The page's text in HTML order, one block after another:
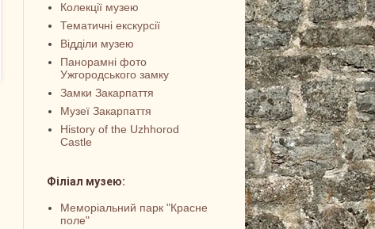
Колекції музею
Тематичні екскурсії
Відділи музею
Панорамні фото
Ужгородського замку
Замки Закарпаття
Музеї Закарпаття
History of the Uzhhorod
Castle
Філіал музею:
Меморіальний парк "Красне
поле"